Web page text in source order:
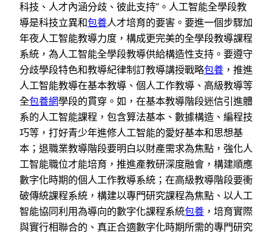
科技、人才內涵分歧、彼此支持”。人工智能全學段教
導是科技立異和包養人才培育的要害。要進一個步驟加
年夜人工智能教導力度，構成更完美的全學段教導課程
系統，為人工智能全學段教導供給構造性支持。要遵守
分歧學段特色和教導紀律制訂教導講授戰略包養 ，推進
人工智能教導在基本教導、個人工作教導、高級教導等
全包養網學段的貫穿。如，在基本教導階段迷信引進體
系的人工智能課程，包含算法基本、數據構造、編程技
巧等，打好青少年進修人工智能的愛好基本和思想基
本；退職業教導階段要明白以財產需求為焦點，強化人
工智能職位才能培育，推進產教研深度融會，構建順應
數字化時期的個人工作教導系統；在高級教導階段要衝
破傳統課程系統，構建以專門研究課程為焦點、以人工
智能協同利用為導向的數字化課程系統包養 ，培育實際
與實行相聯合的、真正合適數字化時期所需的專門研究